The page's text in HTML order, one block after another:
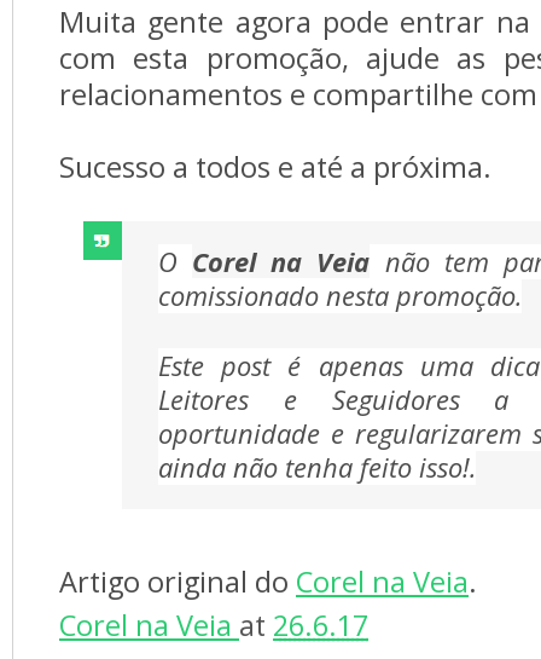
Muita gente agora pode entrar na
com esta promoção, ajude as
relacionamentos e compartilhe
Sucesso a todos e até a próxima.
O Corel na Veia não tem
comissionado nesta promoção.
Este post é apenas uma
Leitores e Seguidores a
oportunidade e regularizarem
ainda não tenha feito isso!.
Artigo original do Corel na Veia.
Corel na Veia at 26.6.17